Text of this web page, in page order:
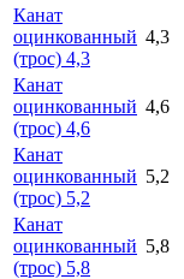
Канат
оцинкованный
(трос) 4,3
4,3
Канат
оцинкованный
(трос) 4,6
4,6
Канат
оцинкованный
(трос) 5,2
5,2
Канат
оцинкованный
(трос) 5,8
5,8